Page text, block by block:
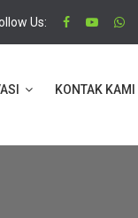
Us:
KONTAK KAMI